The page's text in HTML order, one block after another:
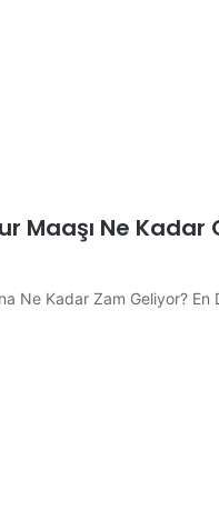
Maaşı Ne
Ne Kadar Zam Geliyor?